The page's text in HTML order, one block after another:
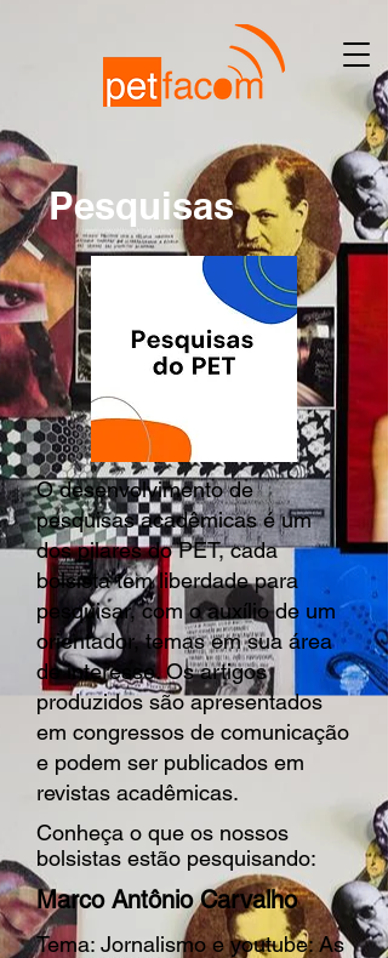
Pesquisas
O desenvolvimento de
pesquisas acadêmicas é um
dos pilares do PET, cada
bolsista tem liberdade para
pesquisar, com o auxílio de um
orientador, temas em sua área
de interesse. Os artigos
produzidos são apresentados
em congressos de comunicação
e podem ser publicados em
revistas acadêmicas.
Conheça o que os nossos
bolsistas estão pesquisando:
Marco Antônio Carvalho
Tema: Jornalismo e youtube: As